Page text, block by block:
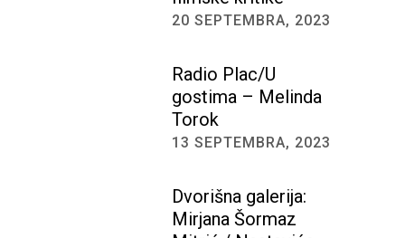
20 SEPTEMBRA, 2023
Radio Plac/U
gostima – Melinda
Torok
13 SEPTEMBRA, 2023
Dvorišna galerija:
Mirjana Šormaz